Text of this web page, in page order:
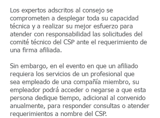
Los expertos adscritos al consejo se
comprometen a desplegar toda su capacidad
técnica y a realizar su mejor esfuerzo para
atender con responsabilidad las solicitudes del
comité técnico del CSP ante el requerimiento de
una firma afiliada.
Sin embargo, en el evento en que un afiliado
requiera los servicios de un profesional que
sea empleado de una compañía miembro, su
empleador podrá acceder o negarse a que esta
persona dedique tiempo, adicional al convenido
anualmente, para responder consultas o atender
requerimientos a nombre del CSP.